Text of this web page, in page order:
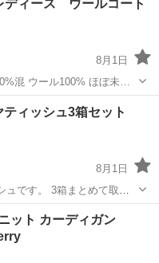
す! <未経験でも安心!!> 丁
ディース ウールコート
8月1日
30%混 ウール100% ほぼ未…
ィッシュ3箱セット
8月1日
ュです。 3箱まとめて取引
雑貨 セット
ット カーディガン